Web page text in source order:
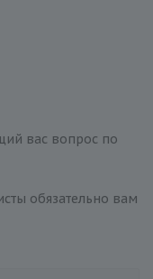
вас вопрос по
обязательно вам